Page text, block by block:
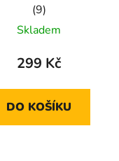
Průměrné
hodnocení
produktu
5,0
z
Skladem
299 Kč
DO KOŠÍKU